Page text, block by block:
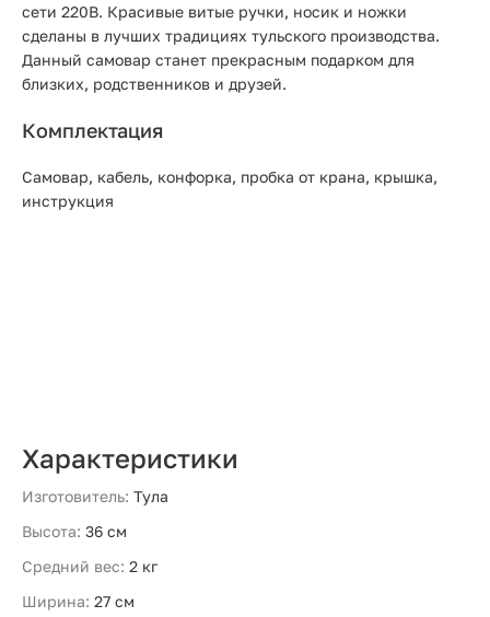
сети 220В. Красивые витые ручки, носик и ножки
сделаны в лучших традициях тульского производства.
Данный самовар станет прекрасным подарком для
близких, родственников и друзей.
Комплектация
Самовар, кабель, конфорка, пробка от крана, крышка,
инструкция
Характеристики
Изготовитель: Тула
Высота: 36 см
Средний вес: 2 кг
Ширина: 27 см